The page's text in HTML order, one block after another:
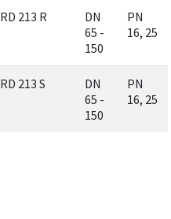
RD 213 R
DN
65 -
150
PN
16, 25
RD 213 S
DN
65 -
150
PN
16, 25